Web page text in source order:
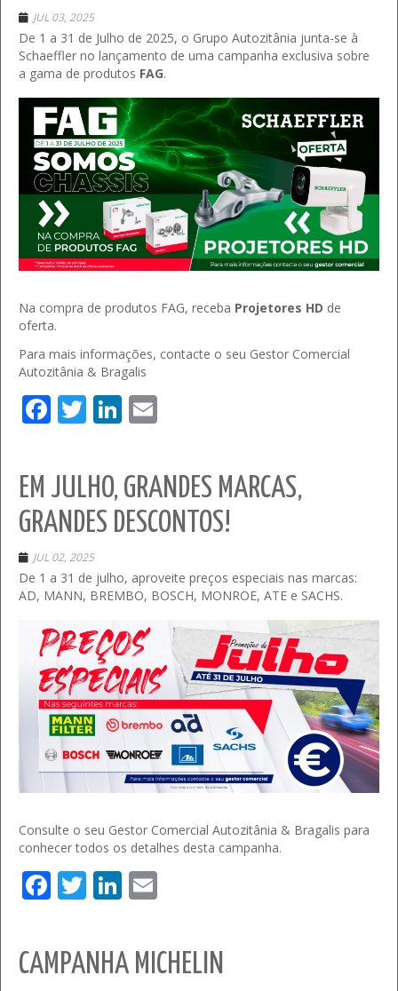
JUL 03, 2025
De 1 a 31 de Julho de 2025, o Grupo Autozitânia junta-se à
Schaeffler no lançamento de uma campanha exclusiva sobre
a gama de produtos FAG.
Na compra de produtos FAG, receba Projetores HD de
oferta.
Para mais informações, contacte o seu Gestor Comercial
Autozitânia & Bragalis
Facebook
TwitterLinkedIn
EM JULHO, GRANDES MARCAS,
GRANDES DESCONTOS!
JUL 02, 2025
De 1 a 31 de julho, aproveite preços especiais nas marcas:
AD, MANN, BREMBO, BOSCH, MONROE, ATE e SACHS.
Consulte o seu Gestor Comercial Autozitânia & Bragalis para
conhecer todos os detalhes desta campanha.
Facebook
TwitterLinkedIn
CAMPANHA MICHELIN